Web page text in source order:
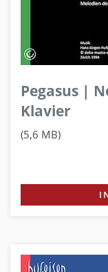
Pegasus |
Klavier
(5,6 MB)